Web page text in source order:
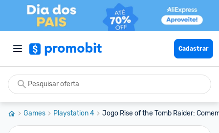
Cadastrar
Games Playstation 4 Jogo Rise of the Tomb Raider: